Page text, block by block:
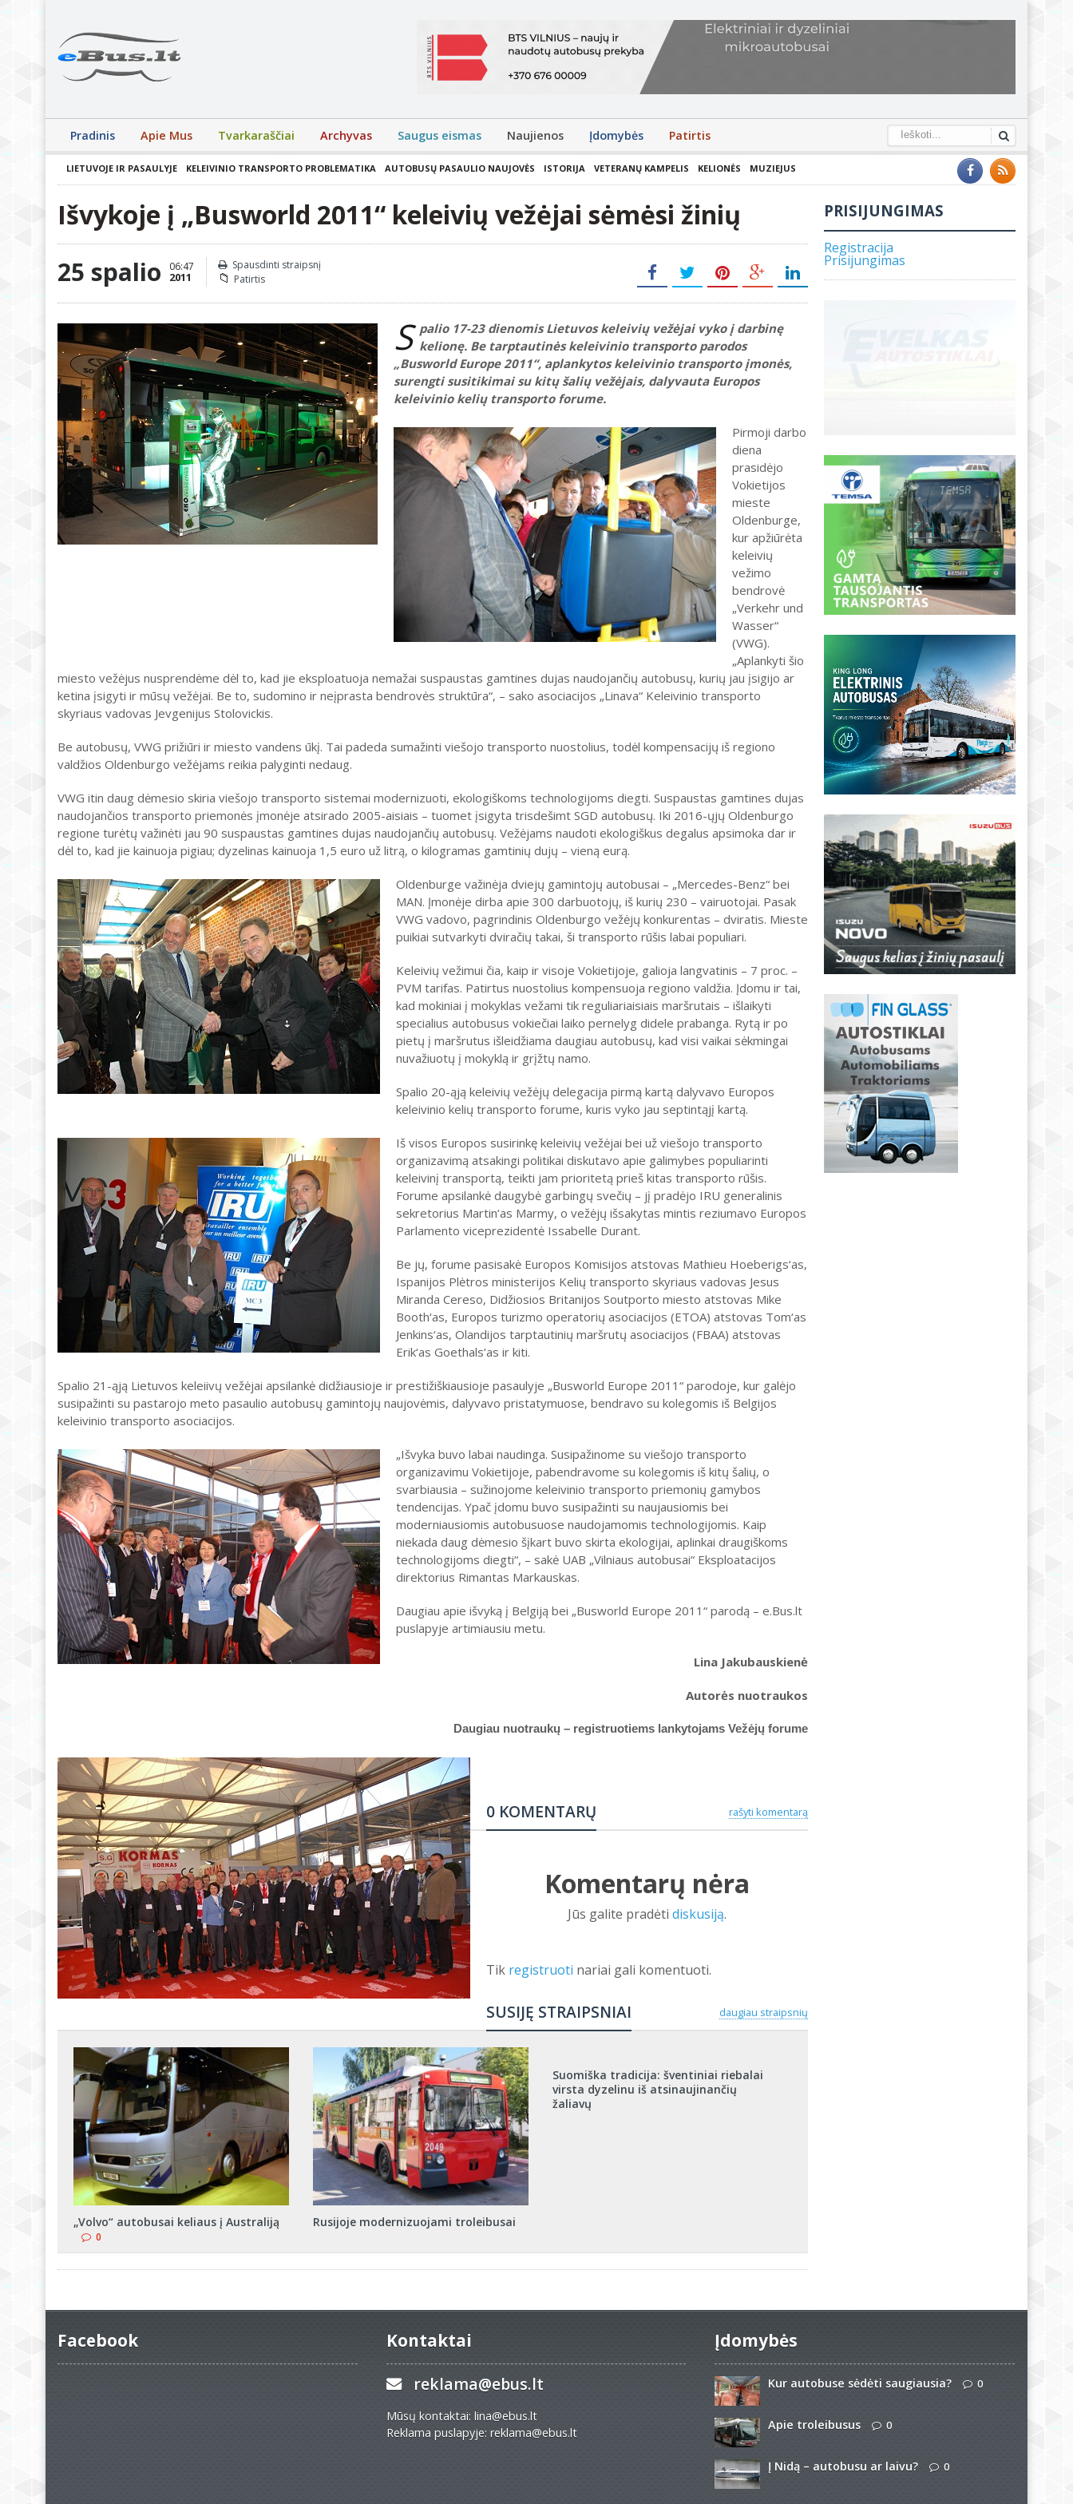
Pradinis Apie Mus Tvarkaraščiai Archyvas Saugus eismas Naujienos Įdomybės Patirtis
LIETUVOJE IR PASAULYJE KELEIVINIO TRANSPORTO PROBLEMATIKA AUTOBUSŲ PASAULIO NAUJOVĖS ISTORIJA VETERANŲ KAMPELIS KELIONĖS MUZIEJUS
Išvykoje į „Busworld 2011“ keleivių vežėjai sėmėsi žinių
25 spalio 06:47
2011
Spausdinti straipsnį
Patirtis
S palio 17-23 dienomis Lietuvos keleivių vežėjai vyko į darbinę
kelionę. Be tarptautinės keleivinio transporto parodos
„Busworld Europe 2011“, aplankytos keleivinio transporto įmonės,
surengti susitikimai su kitų šalių vežėjais, dalyvauta Europos
keleivinio kelių transporto forume.
Pirmoji darbo
diena
prasidėjo
Vokietijos
mieste
Oldenburge,
kur apžiūrėta
keleivių
vežimo
bendrovė
„Verkehr und
Wasser“
(VWG).
„Aplankyti šio
miesto vežėjus nusprendėme dėl to, kad jie eksploatuoja nemažai suspaustas gamtines dujas naudojančių autobusų, kurių jau įsigijo ar
ketina įsigyti ir mūsų vežėjai. Be to, sudomino ir neįprasta bendrovės struktūra“, – sako asociacijos „Linava“ Keleivinio transporto
skyriaus vadovas Jevgenijus Stolovickis.
Be autobusų, VWG prižiūri ir miesto vandens ūkį. Tai padeda sumažinti viešojo transporto nuostolius, todėl kompensacijų iš regiono
valdžios Oldenburgo vežėjams reikia palyginti nedaug.
VWG itin daug dėmesio skiria viešojo transporto sistemai modernizuoti, ekologiškoms technologijoms diegti. Suspaustas gamtines dujas
naudojančios transporto priemonės įmonėje atsirado 2005-aisiais – tuomet įsigyta trisdešimt SGD autobusų. Iki 2016-ųjų Oldenburgo
regione turėtų važinėti jau 90 suspaustas gamtines dujas naudojančių autobusų. Vežėjams naudoti ekologiškus degalus apsimoka dar ir
dėl to, kad jie kainuoja pigiau; dyzelinas kainuoja 1,5 euro už litrą, o kilogramas gamtinių dujų – vieną eurą.
Oldenburge važinėja dviejų gamintojų autobusai – „Mercedes-Benz“ bei
MAN. Įmonėje dirba apie 300 darbuotojų, iš kurių 230 – vairuotojai. Pasak
VWG vadovo, pagrindinis Oldenburgo vežėjų konkurentas – dviratis. Mieste
puikiai sutvarkyti dviračių takai, ši transporto rūšis labai populiari.
Keleivių vežimui čia, kaip ir visoje Vokietijoje, galioja langvatinis – 7 proc. –
PVM tarifas. Patirtus nuostolius kompensuoja regiono valdžia. Įdomu ir tai,
kad mokiniai į mokyklas vežami tik reguliariaisiais maršrutais – išlaikyti
specialius autobusus vokiečiai laiko pernelyg didele prabanga. Rytą ir po
pietų į maršrutus išleidžiama daugiau autobusų, kad visi vaikai sėkmingai
nuvažiuotų į mokyklą ir grįžtų namo.
Spalio 20-ąją keleivių vežėjų delegacija pirmą kartą dalyvavo Europos
keleivinio kelių transporto forume, kuris vyko jau septintąjį kartą.
Iš visos Europos susirinkę keleivių vežėjai bei už viešojo transporto
organizavimą atsakingi politikai diskutavo apie galimybes populiarinti
keleivinį transportą, teikti jam prioritetą prieš kitas transporto rūšis.
Forume apsilankė daugybė garbingų svečių – jį pradėjo IRU generalinis
sekretorius Martin‘as Marmy, o vežėjų išsakytas mintis reziumavo Europos
Parlamento viceprezidentė Issabelle Durant.
Be jų, forume pasisakė Europos Komisijos atstovas Mathieu Hoeberigs‘as,
Ispanijos Plėtros ministerijos Kelių transporto skyriaus vadovas Jesus
Miranda Cereso, Didžiosios Britanijos Soutporto miesto atstovas Mike
Booth‘as, Europos turizmo operatorių asociacijos (ETOA) atstovas Tom‘as
Jenkins‘as, Olandijos tarptautinių maršrutų asociacijos (FBAA) atstovas
Erik‘as Goethals‘as ir kiti.
Spalio 21-ąją Lietuvos keleiivų vežėjai apsilankė didžiausioje ir prestižiškiausioje pasaulyje „Busworld Europe 2011“ parodoje, kur galėjo
susipažinti su pastarojo meto pasaulio autobusų gamintojų naujovėmis, dalyvavo pristatymuose, bendravo su kolegomis iš Belgijos
keleivinio transporto asociacijos.
„Išvyka buvo labai naudinga. Susipažinome su viešojo transporto
organizavimu Vokietijoje, pabendravome su kolegomis iš kitų šalių, o
svarbiausia – sužinojome keleivinio transporto priemonių gamybos
tendencijas. Ypač įdomu buvo susipažinti su naujausiomis bei
moderniausiomis autobusuose naudojamomis technologijomis. Kaip
niekada daug dėmesio šįkart buvo skirta ekologijai, aplinkai draugiškoms
technologijoms diegti“, – sakė UAB „Vilniaus autobusai“ Eksploatacijos
direktorius Rimantas Markauskas.
Daugiau apie išvyką į Belgiją bei „Busworld Europe 2011“ parodą – e.Bus.lt
puslapyje artimiausiu metu.
Lina Jakubauskienė
Autorės nuotraukos
Daugiau nuotraukų – registruotiems lankytojams Vežėjų forume
rašyti komentarą
0 KOMENTARŲ
Komentarų nėra
Jūs galite pradėti diskusiją.
Tik registruoti nariai gali komentuoti.
daugiau straipsnių
SUSIJĘ STRAIPSNIAI
„Volvo“ autobusai keliaus į Australiją
0
Rusijoje modernizuojami troleibusai
Suomiška tradicija: šventiniai riebalai
virsta dyzelinu iš atsinaujinančių
žaliavų
PRISIJUNGIMAS
Registracija
Prisijungimas
Facebook Kontaktai
reklama@ebus.lt
Mūsų kontaktai: lina@ebus.lt
Reklama puslapyje: reklama@ebus.lt
Įdomybės
Kur autobuse sėdėti saugiausia? 0
Apie troleibusus 0
Į Nidą – autobusu ar laivu? 0